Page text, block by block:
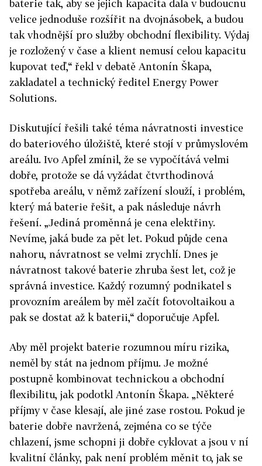
baterie tak, aby se jejich kapacita dala v budoucnu
velice jednoduše rozšířit na dvojnásobek, a budou
tak vhodnější pro služby obchodní flexibility. Výdaj
je rozložený v čase a klient nemusí celou kapacitu
kupovat teď,“ řekl v debatě Antonín Škapa,
zakladatel a technický ředitel Energy Power
Solutions.
Diskutující řešili také téma návratnosti investice
do bateriového úložiště, které stojí v průmyslovém
areálu. Ivo Apfel zmínil, že se vypočítává velmi
dobře, protože se dá vyžádat čtvrthodinová
spotřeba areálu, v němž zařízení slouží, i problém,
který má baterie řešit, a pak následuje návrh
řešení. „Jediná proměnná je cena elektřiny.
Nevíme, jaká bude za pět let. Pokud půjde cena
nahoru, návratnost se velmi zrychlí. Dnes je
návratnost takové baterie zhruba šest let, což je
správná investice. Každý rozumný podnikatel s
provozním areálem by měl začít fotovoltaikou a
pak se dostat až k baterii,“ doporučuje Apfel.
Aby měl projekt baterie rozumnou míru rizika,
neměl by stát na jednom příjmu. Je možné
postupně kombinovat technickou a obchodní
flexibilitu, jak podotkl Antonín Škapa. „Některé
příjmy v čase klesají, ale jiné zase rostou. Pokud je
baterie dobře navržená, zejména co se týče
chlazení, jsme schopni ji dobře cyklovat a jsou v ní
kvalitní články, pak není problém měnit to, jak se